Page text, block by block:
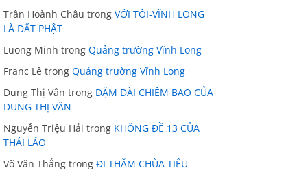
Trần Hoành Châu trong VỚI TÔI-VĨNH LONG
LÀ ĐẤT PHẬT
Luong Minh trong Quảng trường Vĩnh Long
Franc Lê trong Quảng trường Vĩnh Long
Dung Thị Vân trong DẶM DÀI CHIÊM BAO CỦA
DUNG THỊ VÂN
Nguyễn Triệu Hải trong KHÔNG ĐỀ 13 CỦA
THÁI LÃO
Võ Văn Thắng trong ĐI THĂM CHÙA TIÊU